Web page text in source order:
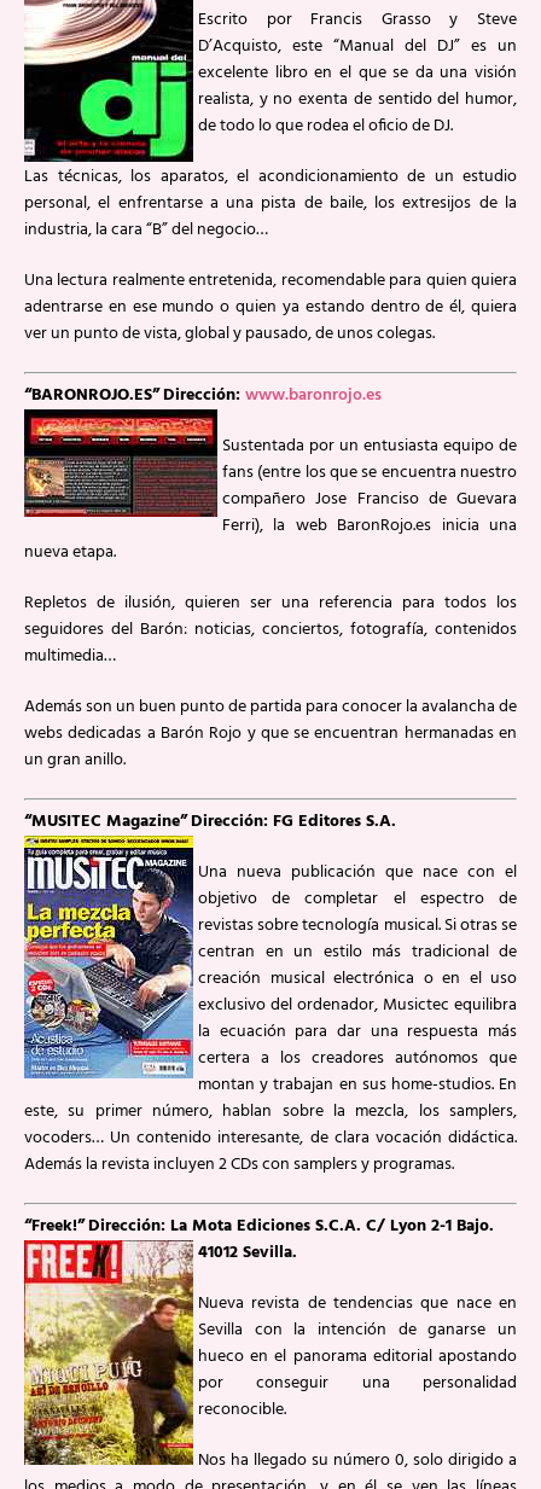
Escrito por Francis Grasso y Steve
D’Acquisto, este “Manual del DJ” es un
excelente libro en el que se da una visión
realista, y no exenta de sentido del humor,
de todo lo que rodea el oficio de DJ.
Las técnicas, los aparatos, el acondicionamiento de un estudio
personal, el enfrentarse a una pista de baile, los extresijos de la
industria, la cara “B” del negocio…
Una lectura realmente entretenida, recomendable para quien quiera
adentrarse en ese mundo o quien ya estando dentro de él, quiera
ver un punto de vista, global y pausado, de unos colegas.
“BARONROJO.ES”Dirección:www.baronrojo.es
Sustentada por un entusiasta equipo de
fans (entre los que se encuentra nuestro
compañero Jose Franciso de Guevara
Ferri), la web BaronRojo.es inicia una
nueva etapa.
Repletos de ilusión, quieren ser una referencia para todos los
seguidores del Barón: noticias, conciertos, fotografía, contenidos
multimedia…
Además son un buen punto de partida para conocer la avalancha de
webs dedicadas a Barón Rojo y que se encuentran hermanadas en
un gran anillo.
“MUSITEC Magazine”Dirección: FG Editores S.A.
Una nueva publicación que nace con el
objetivo de completar el espectro de
revistas sobre tecnología musical. Si otras se
centran en un estilo más tradicional de
creación musical electrónica o en el uso
exclusivo del ordenador, Musictec equilibra
la ecuación para dar una respuesta más
certera a los creadores autónomos que
montan y trabajan en sus home-studios. En
este, su primer número, hablan sobre la mezcla, los samplers,
vocoders… Un contenido interesante, de clara vocación didáctica.
Además la revista incluyen 2 CDs con samplers y programas.
“Freek!”Dirección: La Mota Ediciones S.C.A. C/ Lyon 2-1 Bajo.
41012 Sevilla.
Nueva revista de tendencias que nace en
Sevilla con la intención de ganarse un
hueco en el panorama editorial apostando
por conseguir una personalidad
reconocible.
Nos ha llegado su número 0, solo dirigido a